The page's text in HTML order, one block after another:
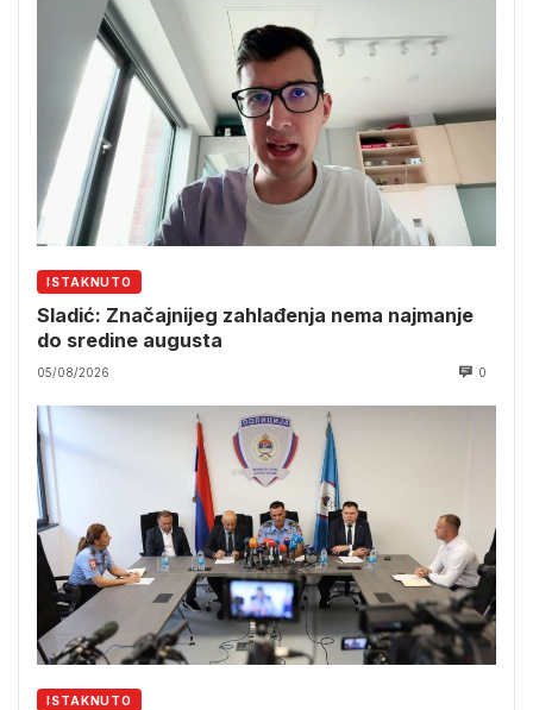
ISTAKNUTO
Sladić: Značajnijeg zahlađenja nema najmanje
do sredine augusta
05/08/2026 0
ISTAKNUTO